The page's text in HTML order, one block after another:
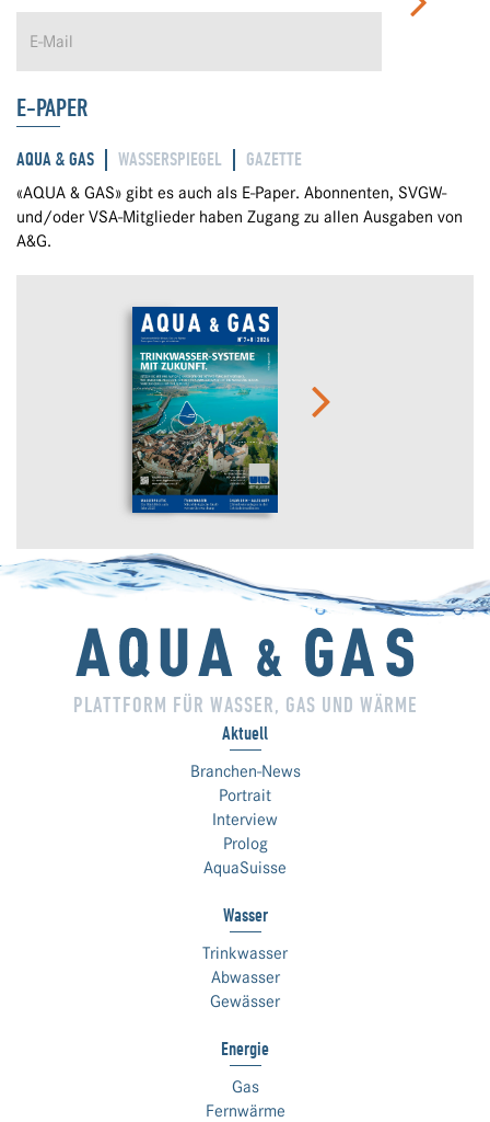
E-PAPER
AQUA & GAS WASSERSPIEGEL GAZETTE
«AQUA & GAS» gibt es auch als E-Paper. Abonnenten, SVGW-
und/oder VSA-Mitglieder haben Zugang zu allen Ausgaben von
A&G.
PLATTFORM FÜR WASSER, GAS UND WÄRME
Aktuell
Branchen-News
Portrait
Interview
Prolog
AquaSuisse
Wasser
Trinkwasser
Abwasser
Gewässer
Energie
Gas
Fernwärme